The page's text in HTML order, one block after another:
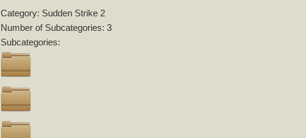
Category: Sudden Strike 2
Number of Subcategories: 3
Subcategories: